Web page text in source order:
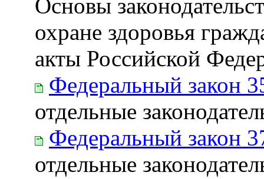
Основы
охране здоровья
акты Российской
Федеральный закон
отдельные
Федеральный закон
отдельные